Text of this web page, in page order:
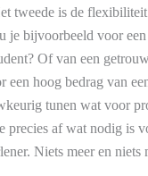
tweede is de
je bijvoorbeeld voor
Of van een
een hoog bedrag van
tunen wat voor
precies af wat nodig is
Niets meer en niets